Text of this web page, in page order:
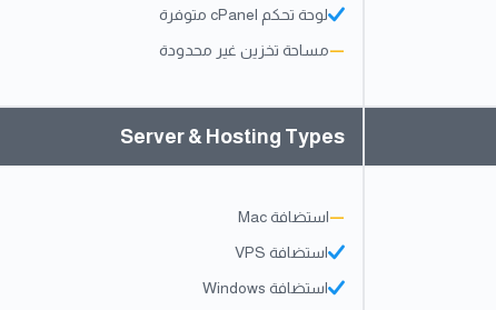
لوحة تحكم cPanel متوفرة
—مساحة تخزين غير محدودة
Server & Hosting Types
—استضافة Mac
استضافة VPS
استضافة Windows